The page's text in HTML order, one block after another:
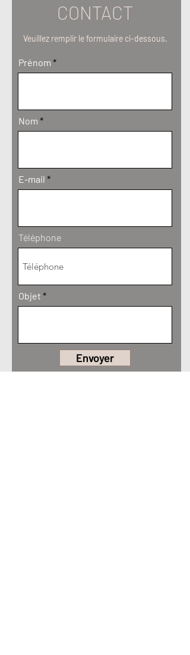
CONTACT
Veuillez remplir le formulaire ci-dessous.
Prénom
Nom
E-mail
Téléphone
Objet
Envoyer